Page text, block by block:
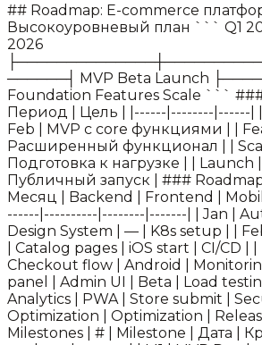
## Roadmap: E-commerce
Высокоуровневый план ``` Q1
2026
──────┤ MVP Beta Launch
Foundation Features Scale ``` ###
Период | Цель | |------|--------|------|
Feb | MVP с core функциями | |
Расширенный функционал | |
Подготовка к нагрузке | | Launch |
Публичный запуск | ###
Месяц | Backend | Frontend |
------|----------|--------|-------| | Jan |
Design System | — | K8s setup | |
| Catalog pages | iOS start | CI/CD |
Checkout flow | Android |
panel | Admin UI | Beta | Load
Analytics | PWA | Store submit |
Optimization | Optimization |
Milestones | # | Milestone | Дата |